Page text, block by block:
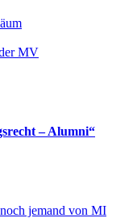
MV
– Alumni“
jemand von MI